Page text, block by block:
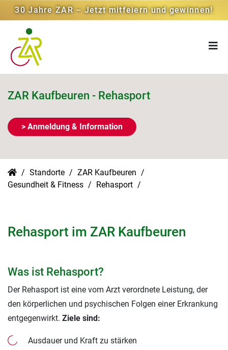
30 Jahre ZAR – Jetzt mitfeiern und gewinnen!
ZAR Kaufbeuren - Rehasport
> Anmeldung & Information
Standorte
ZAR Kaufbeuren
Gesundheit & Fitness
Rehasport
Rehasport im ZAR Kaufbeuren
Was ist Rehasport?
Der Rehasport ist eine vom Arzt verordnete Leistung, der
den körperlichen und psychischen Folgen einer Erkrankung
entgegenwirkt. Ziele sind:
Ausdauer und Kraft zu stärken